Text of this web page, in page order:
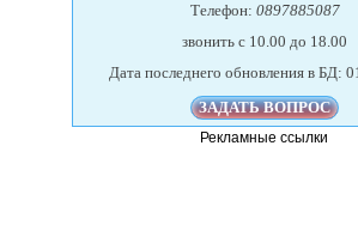
Телефон: 0897885087
звонить c 10.00 до 18.00
Дата последнего обновления в БД:
Рекламные ссылки